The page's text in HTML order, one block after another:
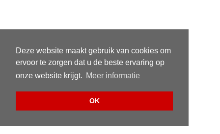
Deze website maakt gebruik van cookies om
ervoor te zorgen dat u de beste ervaring op
onze website krijgt. Meer informatie
OK